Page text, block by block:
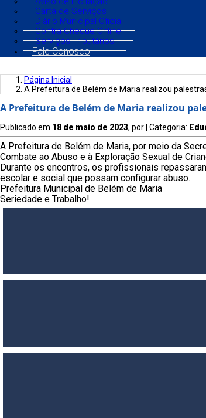
Carta de Serviços
Diário Municipal Oficial
Contra Cheque Online
Serviços Tributários
Fale Conosco
Página Inicial
A Prefeitura de Belém de Maria realizou
A Prefeitura de Belém de Maria realizou
Publicado em 18 de maio de 2023, por | Categoria:
A Prefeitura de Belém de Maria, por meio da
Combate ao Abuso e à Exploração Sexual de
Durante os encontros, os profissionais
escolar e social que possam configurar abuso.
Prefeitura Municipal de Belém de Maria
Seriedade e Trabalho!